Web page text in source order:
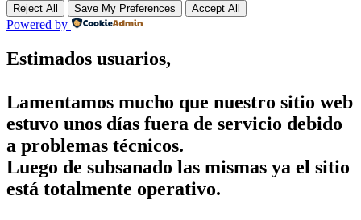
Reject All Save My Preferences Accept All
Powered by
Estimados usuarios,
Lamentamos mucho que nuestro sitio web
estuvo unos días fuera de servicio debido
a problemas técnicos.
Luego de subsanado las mismas ya el sitio
está totalmente operativo.